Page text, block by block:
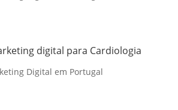
digital para Cardiologia
Digital em Portugal